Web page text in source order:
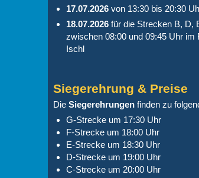
17.07.2026von 13:30 bis 20:30
18.07.2026für die Strecken B, D,
zwischen 08:00 und 09:45 Uhr
Ischl
Siegerehrung & Preise
Die Siegerehrungenfinden zu
G-Strecke um 17:30 Uhr
F-Strecke um 18:00 Uhr
E-Strecke um 18:30 Uhr
D-Strecke um 19:00 Uhr
C-Strecke um 20:00 Uhr